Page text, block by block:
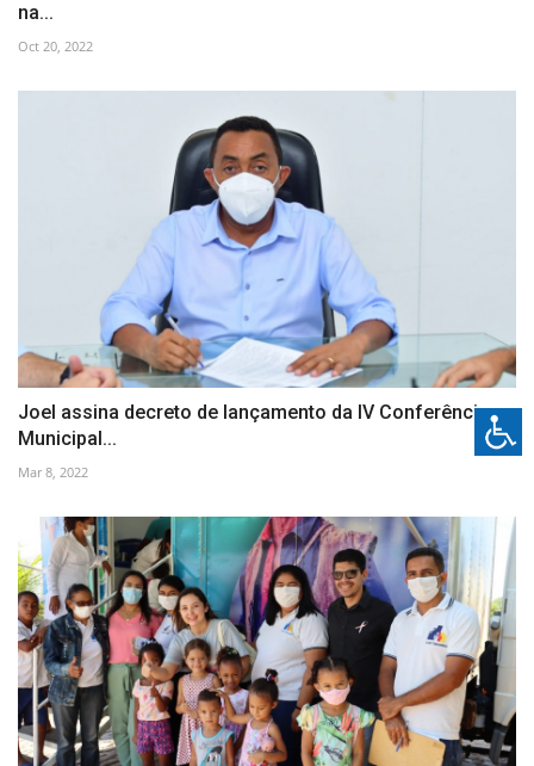
na...
Oct 20, 2022
Joel assina decreto de lançamento da IV Conferência
Municipal...
Mar 8, 2022